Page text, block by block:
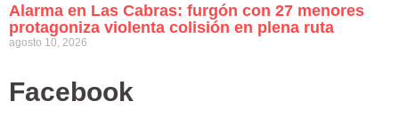
Alarma en Las Cabras: furgón con 27 menores
protagoniza violenta colisión en plena ruta
agosto 10, 2026
Facebook